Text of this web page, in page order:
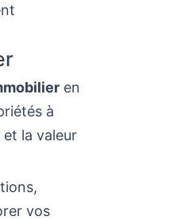
en
à
la valeur
vos